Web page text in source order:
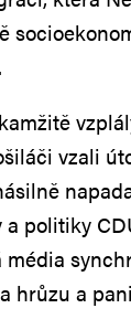
vzali
politiky
hrůzu a